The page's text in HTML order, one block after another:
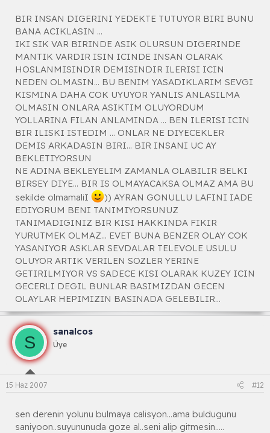
BIR INSAN DIGERINI YEDEKTE TUTUYOR BIRI BUNU
BANA ACIKLASIN ...
IKI SIK VAR BIRINDE ASIK OLURSUN DIGERINDE
MANTIK VARDIR ISIN ICINDE INSAN OLARAK
HOSLANMISINDIR DEMISINDIR ILERISI ICIN
NEDEN OLMASIN... BU BENIM YASADIKLARIM SEVGI
KISMINA DAHA COK UYUYOR YANLIS ANLASILMA
OLMASIN ONLARA ASIKTIM OLUYORDUM
YOLLARINA FILAN ANLAMINDA ... BEN ILERISI ICIN
BIR ILISKI ISTEDIM ... ONLAR NE DIYECEKLER
DEMIS ARKADASIN BIRI... BIR INSANI UC AY
BEKLETIYORSUN
NE ADINA BEKLEYELIM ZAMANLA OLABILIR BELKI
BIRSEY DIYE... BIR IS OLMAYACAKSA OLMAZ AMA BU
sekilde olmamaliI
)) AYRAN GONULLU LAFINI IADE
EDIYORUM BENI TANIMIYORSUNUZ
TANIMADIGINIZ BIR KISI HAKKINDA FIKIR
YURUTMEK OLMAZ... EVET BUNA BENZER OLAY COK
YASANIYOR ASKLAR SEVDALAR TELEVOLE USULU
OLUYOR ARTIK VERILEN SOZLER YERINE
GETIRILMIYOR VS SADECE KISI OLARAK KUZEY ICIN
GECERLI DEGIL BUNLAR BASIMIZDAN GECEN
OLAYLAR HEPIMIZIN BASINADA GELEBILIR...
S
sanalcos
Üye
15 Haz 2007 #12
sen derenin yolunu bulmaya calisyon...ama buldugunu
saniyoon..suyununuda goze al..seni alip gitmesin.....